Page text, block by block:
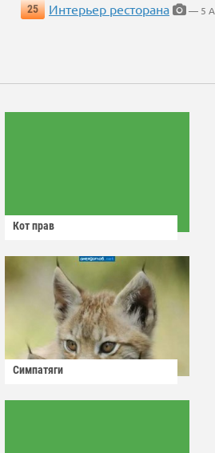
25
Интерьер ресторана — 5
Кот прав
Симпатяги